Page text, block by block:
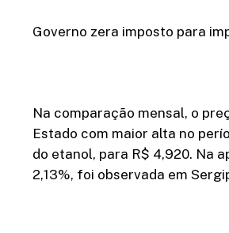
Governo zera imposto para
Na comparação mensal, o
Estado com maior alta no
do etanol, para R$ 4,920. Na
2,13%, foi observada em